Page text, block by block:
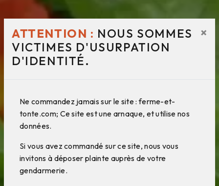
ATTENTION : NOUS SOMMES
VICTIMES D'USURPATION
D'IDENTITÉ.
×
Ne commandez jamais sur le site : ferme-et-
tonte.com; Ce site est une arnaque, et utilise nos
données.
Si vous avez commandé sur ce site, nous vous
invitons à déposer plainte auprès de votre
gendarmerie.